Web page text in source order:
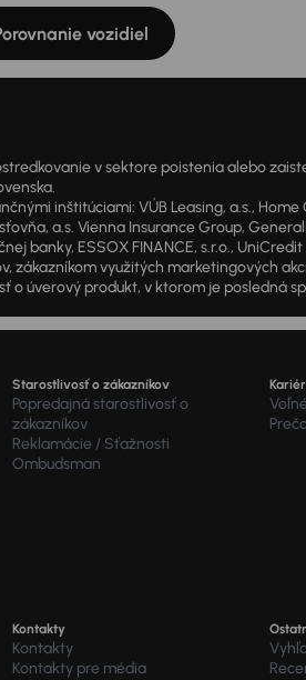
vozidiel
v sektore poistenia alebo
inštitúciami: VÚB Leasing, a.s.,
a.s. Vienna Insurance Group,
banky, ESSOX FINANCE, s.r.o.,
zákazníkom využitých marketingových
úverový produkt, v ktorom je posledná
Starostlivosť o zákazníkov
Popredajná starostlivosť o
zákazníkov
Reklamácie / Sťažnosti
Ombudsman
Kontakty
Kontakty
Kontakty pre média